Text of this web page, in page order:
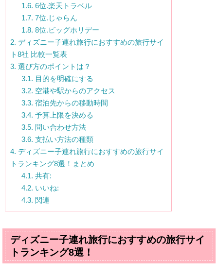
1.6. 6位.楽天トラベル
1.7. 7位.じゃらん
1.8. 8位.ビッグホリデー
2. ディズニー子連れ旅行におすすめの旅行サイ
ト8社 比較一覧表
3. 選び方のポイントは？
3.1. 目的を明確にする
3.2. 空港や駅からのアクセス
3.3. 宿泊先からの移動時間
3.4. 予算上限を決める
3.5. 問い合わせ方法
3.6. 支払い方法の種類
4. ディズニー子連れ旅行におすすめの旅行サイ
トランキング8選！まとめ
4.1. 共有:
4.2. いいね:
4.3. 関連
ディズニー子連れ旅行におすすめの旅行サイ
トランキング8選！